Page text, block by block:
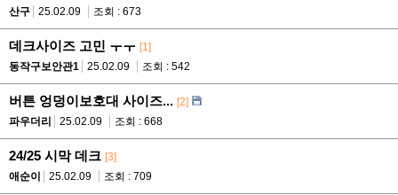
산구
25.02.09 조회 : 673
데크사이즈 고민 ㅜㅜ [1]
동작구보안관1
25.02.09 조회 : 542
버튼 엉덩이보호대 사이즈... [2]
파우더리
25.02.09 조회 : 668
24/25 시막 데크 [3]
애순이
25.02.09 조회 : 709